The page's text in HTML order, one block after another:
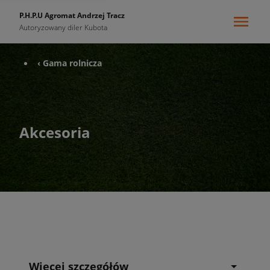
P.H.P.U Agromat Andrzej Tracz
Autoryzowany diler Kubota
‹ Gama rolnicza
Akcesoria
Więcej szczegółów